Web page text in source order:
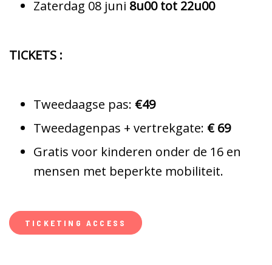
Zaterdag 08 juni 8u00 tot 22u00
TICKETS :
Tweedaagse pas: €49
Tweedagenpas + vertrekgate: € 69
Gratis voor kinderen onder de 16 en
mensen met beperkte mobiliteit.
TICKETING ACCESS